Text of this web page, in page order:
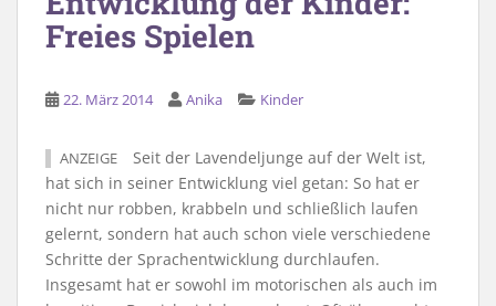
Freies Spielen
22. März 2014 Anika Kinder
ANZEIGE
Seit der Lavendeljunge auf der Welt ist,
hat sich in seiner Entwicklung viel getan: So hat er
nicht nur robben, krabbeln und schließlich laufen
gelernt, sondern hat auch schon viele verschiedene
Schritte der Sprachentwicklung durchlaufen.
Insgesamt hat er sowohl im motorischen als auch im